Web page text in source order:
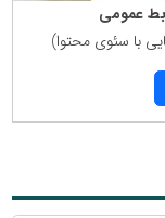
عمومی
با سئوی محتوا)